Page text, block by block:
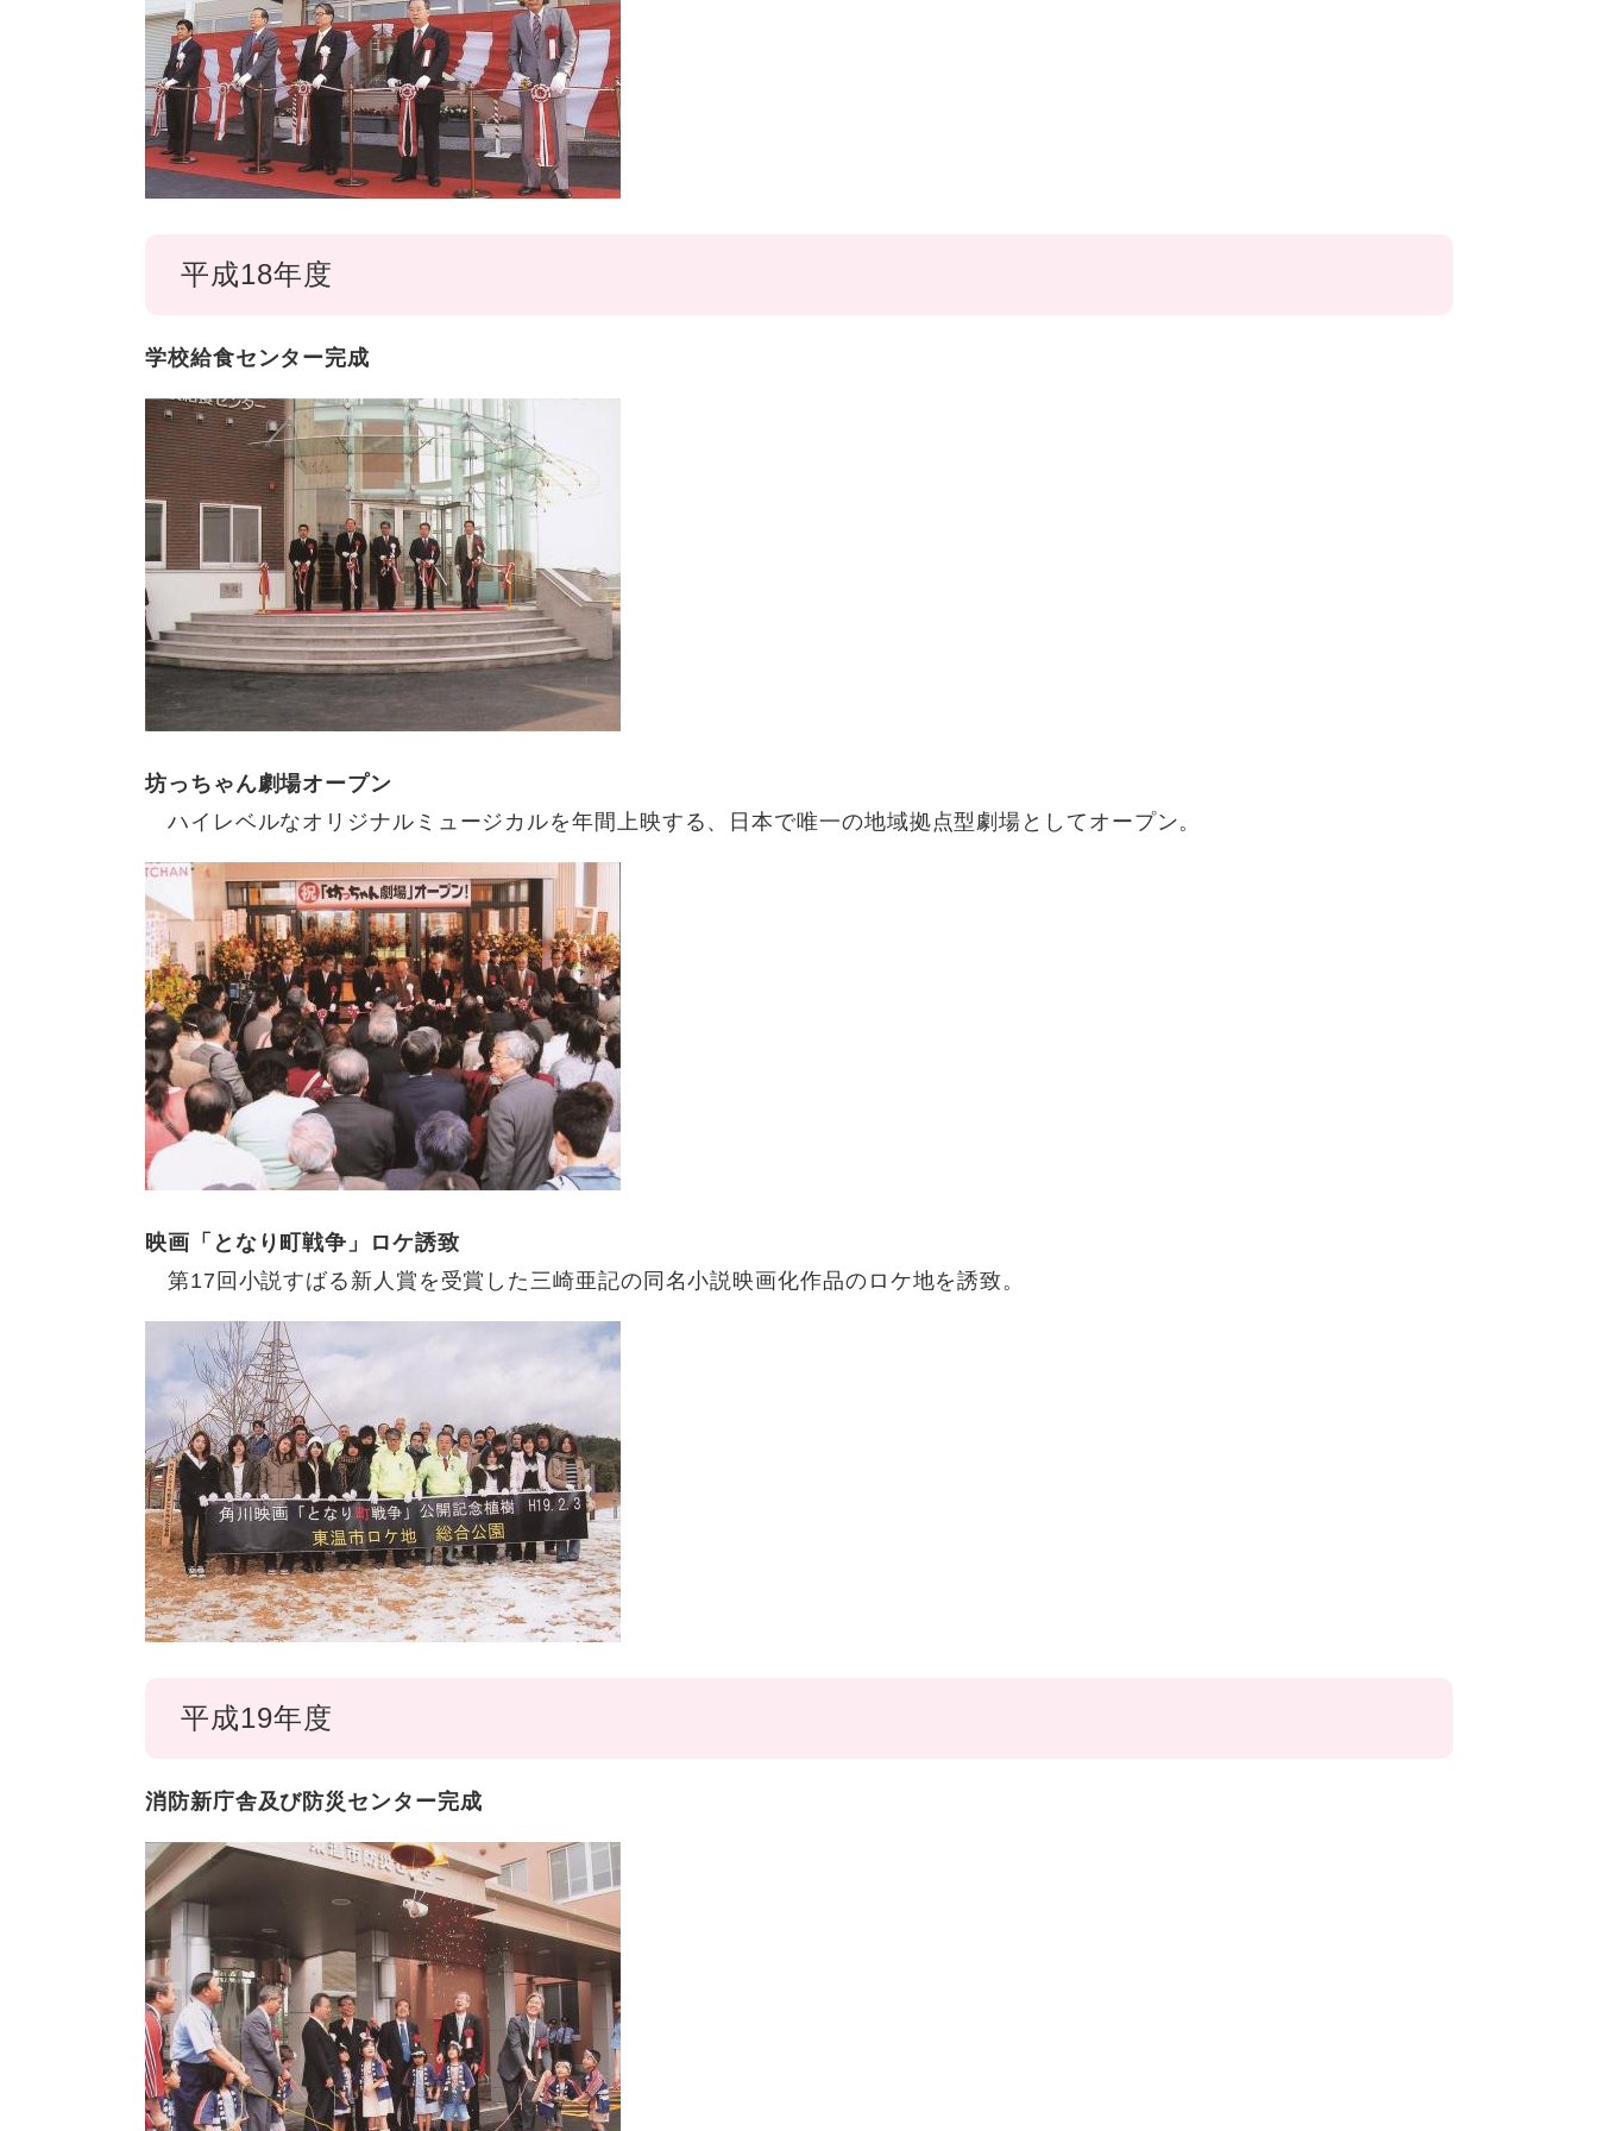
平成18年度
学校給食センター完成
坊っちゃん劇場オープン
ハイレベルなオリジナルミュージカルを年間上映する、日本で唯一の地域拠点型劇場としてオープン。
映画「となり町戦争」ロケ誘致
​ 第17回小説すばる新人賞を受賞した三崎亜記の同名小説映画化作品のロケ地を誘致。
平成19年度
消防新庁舎及び防災センター完成